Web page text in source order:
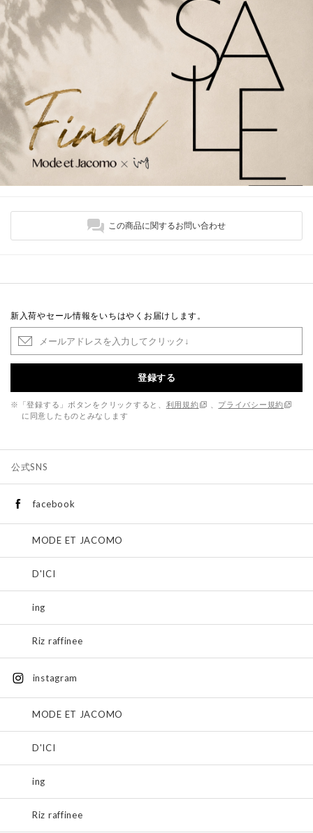
この商品に関するお問い合わせ
新入荷やセール情報をいちはやくお届けします。
登録する
※「登録する」ボタンをクリックすると、 利用規約
プライバシー規約
に同意したものとみなします
公式SNS
facebook
MODE ET JACOMO
D'ICI
ing
Riz raffinee
instagram
MODE ET JACOMO
D'ICI
ing
Riz raffinee